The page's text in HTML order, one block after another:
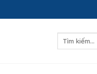
Tìm